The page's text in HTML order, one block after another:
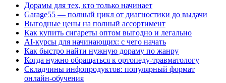
Дорамы для тех, кто только начинает
Garage55 — полный цикл от диагностики до выдачи
Выгодные цены на полный ассортимент
Как купить сигареты оптом выгодно и легально
AI-курсы для начинающих: с чего начать
Как быстро найти нужную дораму по жанру
Когда нужно обращаться к ортопеду-травматологу
Складчины инфопродуктов: популярный формат
онлайн-обучения